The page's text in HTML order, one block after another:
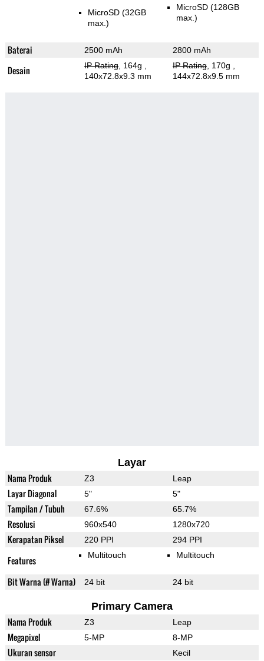
MicroSD (32GB
max.)
MicroSD (128GB
max.)
Baterai 2500 mAh 2800 mAh
Desain IP Rating, 164g
140x72.8x9.3 mm
IP Rating, 170g
144x72.8x9.5 mm
Layar
Nama Produk Z3 Leap
Layar Diagonal 5" 5"
Tampilan / Tubuh 67.6% 65.7%
Resolusi 960x540 1280x720
Kerapatan Piksel 220 PPI 294 PPI
Features Multitouch Multitouch
Bit Warna (# Warna) 24 bit 24 bit
Primary Camera
Nama Produk Z3 Leap
Megapixel 5-MP 8-MP
Ukuran sensor Kecil